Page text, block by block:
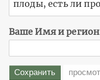
Ваше Имя и регион